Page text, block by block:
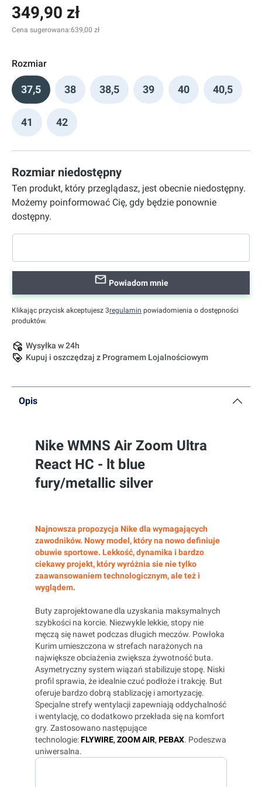
349,90 zł
Cena sugerowana:639,00 zł
Rozmiar
37,5 38 38,5 39 40 40,5
41 42
Rozmiar niedostępny
Ten produkt, który przeglądasz, jest obecnie niedostępny.
Możemy poinformować Cię, gdy będzie ponownie
dostępny.
Powiadom mnie
Klikając przycisk akceptujesz 3regulamin powiadomienia o dostępności
produktów.
Wysyłka w 24h
Kupuj i oszczędzaj z Programem Lojalnościowym
Opis
Nike WMNS Air Zoom Ultra
React HC - lt blue
fury/metallic silver
Najnowsza propozycja Nike dla wymagających
zawodników. Nowy model, który na nowo definiuje
obuwie sportowe. Lekkość, dynamika i bardzo
ciekawy projekt, który wyróżnia sie nie tylko
zaawansowaniem technologicznym, ale też i
wyglądem.
Buty zaprojektowane dla uzyskania maksymalnych
szybkości na korcie. Niezwykle lekkie, stopy nie
męczą się nawet podczas długich meczów. Powłoka
Kurim umieszczona w strefach narażonych na
największe obciażenia zwiększa żywotność buta.
Asymetryczny system wiązań stabilizuje stopę. Niski
profil sprawia, że idealnie czuć podłoże i trakcję. But
oferuje bardzo dobrą stablizację i amortyzację.
Specjalne strefy wentylacji zapewniają oddychalność
i wentylację, co dodatkowo przekłada się na komfort
gry. Zastosowano następujące
technologie:FLYWIRE, ZOOM AIR, PEBAX. Podeszwa
uniwersalna.